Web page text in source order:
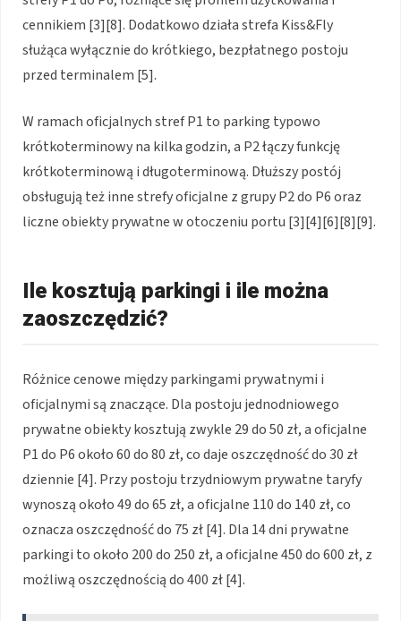
cennikiem [3][8]. Dodatkowo działa strefa Kiss&Fly
służąca wyłącznie do krótkiego, bezpłatnego postoju
przed terminalem [5].
W ramach oficjalnych stref P1 to parking typowo
krótkoterminowy na kilka godzin, a P2 łączy funkcję
krótkoterminową i długoterminową. Dłuższy postój
obsługują też inne strefy oficjalne z grupy P2 do P6 oraz
liczne obiekty prywatne w otoczeniu portu [3][4][6][8][9].
Ile kosztują parkingi i ile można
zaoszczędzić?
Różnice cenowe między parkingami prywatnymi i
oficjalnymi są znaczące. Dla postoju jednodniowego
prywatne obiekty kosztują zwykle 29 do 50 zł, a oficjalne
P1 do P6 około 60 do 80 zł, co daje oszczędność do 30 zł
dziennie [4]. Przy postoju trzydniowym prywatne taryfy
wynoszą około 49 do 65 zł, a oficjalne 110 do 140 zł, co
oznacza oszczędność do 75 zł [4]. Dla 14 dni prywatne
parkingi to około 200 do 250 zł, a oficjalne 450 do 600 zł, z
możliwą oszczędnością do 400 zł [4].